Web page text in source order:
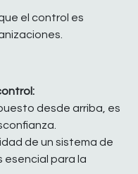
el control es
desde arriba, es
de un sistema de
esencial para la